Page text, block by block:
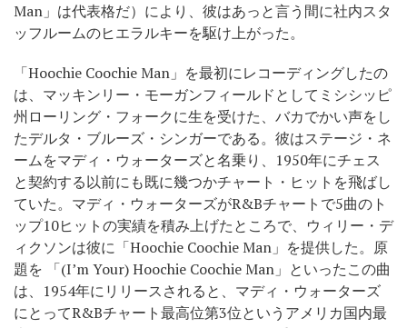
Man」は代表格だ）により、彼はあっと言う間に社内スタ
ッフルームのヒエラルキーを駆け上がった。
「Hoochie Coochie Man」を最初にレコーディングしたの
は、マッキンリー・モーガンフィールドとしてミシシッピ
州ローリング・フォークに生を受けた、バカでかい声をし
たデルタ・ブルーズ・シンガーである。彼はステージ・ネ
ームをマディ・ウォーターズと名乗り、1950年にチェス
と契約する以前にも既に幾つかチャート・ヒットを飛ばし
ていた。マディ・ウォーターズがR&Bチャートで5曲のト
ップ10ヒットの実績を積み上げたところで、ウィリー・デ
ィクソンは彼に「Hoochie Coochie Man」を提供した。原
題を 「(I’m Your) Hoochie Coochie Man」といったこの曲
は、1954年にリリースされると、マディ・ウォーターズ
にとってR&Bチャート最高位第3位というアメリカ国内最